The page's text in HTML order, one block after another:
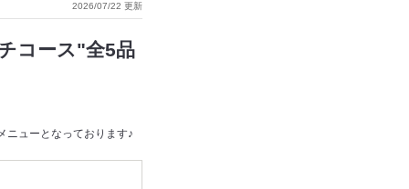
2026/07/22 更新
コース"全5品
ニューとなっております♪